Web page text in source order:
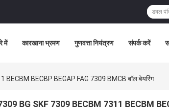
में कारखाना भ्रमण गुणवत्ता नियंत्रण संपर्क करें
BECBP BEGAP FAG 7309 BMCB बॉल बेयरिंग
BG SKF 7309 BECBM 7311 BECBM